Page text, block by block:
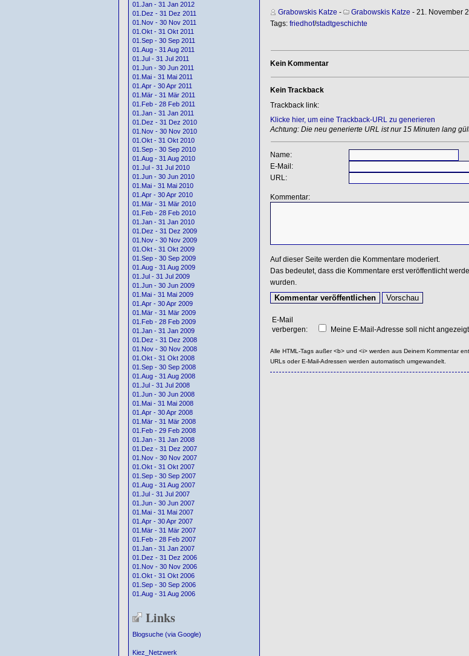
01.Jan - 31 Jan 2012
01.Dez - 31 Dez 2011
01.Nov - 30 Nov 2011
01.Okt - 31 Okt 2011
01.Sep - 30 Sep 2011
01.Aug - 31 Aug 2011
01.Jul - 31 Jul 2011
01.Jun - 30 Jun 2011
01.Mai - 31 Mai 2011
01.Apr - 30 Apr 2011
01.Mär - 31 Mär 2011
01.Feb - 28 Feb 2011
01.Jan - 31 Jan 2011
01.Dez - 31 Dez 2010
01.Nov - 30 Nov 2010
01.Okt - 31 Okt 2010
01.Sep - 30 Sep 2010
01.Aug - 31 Aug 2010
01.Jul - 31 Jul 2010
01.Jun - 30 Jun 2010
01.Mai - 31 Mai 2010
01.Apr - 30 Apr 2010
01.Mär - 31 Mär 2010
01.Feb - 28 Feb 2010
01.Jan - 31 Jan 2010
01.Dez - 31 Dez 2009
01.Nov - 30 Nov 2009
01.Okt - 31 Okt 2009
01.Sep - 30 Sep 2009
01.Aug - 31 Aug 2009
01.Jul - 31 Jul 2009
01.Jun - 30 Jun 2009
01.Mai - 31 Mai 2009
01.Apr - 30 Apr 2009
01.Mär - 31 Mär 2009
01.Feb - 28 Feb 2009
01.Jan - 31 Jan 2009
01.Dez - 31 Dez 2008
01.Nov - 30 Nov 2008
01.Okt - 31 Okt 2008
01.Sep - 30 Sep 2008
01.Aug - 31 Aug 2008
01.Jul - 31 Jul 2008
01.Jun - 30 Jun 2008
01.Mai - 31 Mai 2008
01.Apr - 30 Apr 2008
01.Mär - 31 Mär 2008
01.Feb - 29 Feb 2008
01.Jan - 31 Jan 2008
01.Dez - 31 Dez 2007
01.Nov - 30 Nov 2007
01.Okt - 31 Okt 2007
01.Sep - 30 Sep 2007
01.Aug - 31 Aug 2007
01.Jul - 31 Jul 2007
01.Jun - 30 Jun 2007
01.Mai - 31 Mai 2007
01.Apr - 30 Apr 2007
01.Mär - 31 Mär 2007
01.Feb - 28 Feb 2007
01.Jan - 31 Jan 2007
01.Dez - 31 Dez 2006
01.Nov - 30 Nov 2006
01.Okt - 31 Okt 2006
01.Sep - 30 Sep 2006
01.Aug - 31 Aug 2006
Links
Blogsuche (via Google)
Kiez_Netzwerk
Grabowskis Katze - Grabowskis Katze - 21. November
Tags: friedhof/stadtgeschichte
Kein Kommentar
Kein Trackback
Trackback link:
Klicke hier, um eine Trackback-URL zu generieren
Achtung: Die neu generierte URL ist nur 15 Minuten lang
Name:
E-Mail:
URL:
Kommentar:
Auf dieser Seite werden die Kommentare moderiert.
Das bedeutet, dass die Kommentare erst veröffentlicht
wurden.
E-Mail
verbergen:
Meine E-Mail-Adresse soll nicht angezeigt
Alle HTML-Tags außer <b> und <i> werden aus Deinem Kommentar
URLs oder E-Mail-Adressen werden automatisch umgewandelt.